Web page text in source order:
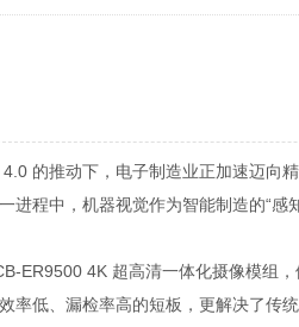
的推动下，电子制造业正加速迈向
进程中，机器视觉作为智能制造的“感
ER9500 4K 超高清一体化摄像模组
率低、漏检率高的短板，更解决了传